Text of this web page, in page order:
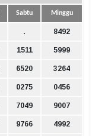
Sabtu Minggu
. 8492
1511 5999
6520 3264
0275 0456
7049 9007
9766 4992